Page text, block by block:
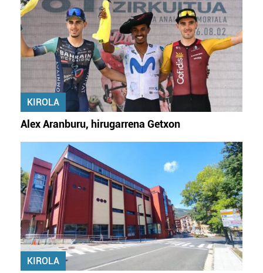
KIROLA
Alex Aranburu, hirugarrena Getxon
KIROLA